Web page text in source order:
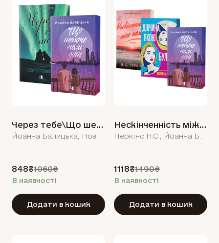
Через тебе\Що шепоче нам дощ
848₴1060₴
В наявності
Додати в кошик
Нескінченність між нами/Дівчина, якою була/Що шепоче нам дощ
1118₴1490₴
В наявності
Додати в кошик